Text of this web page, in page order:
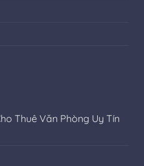
Thuê Văn Phòng Uy Tín